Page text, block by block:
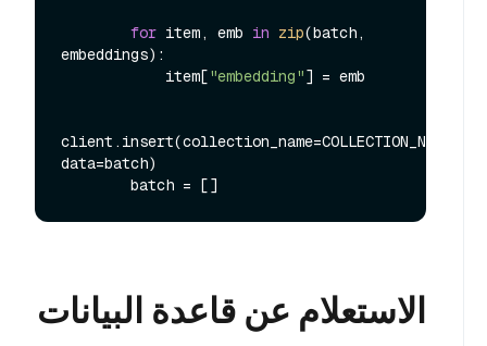
for item, emb in zip(batch,
embeddings):
            item[
"embedding"] = emb
client.insert(collection_name=COLLECTION_NAME,
data=batch)
الاستعلام عن قاعدة البيانات